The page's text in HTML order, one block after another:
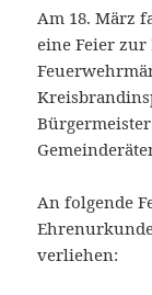
Am 18. März
eine Feier
An folgende
verliehen: